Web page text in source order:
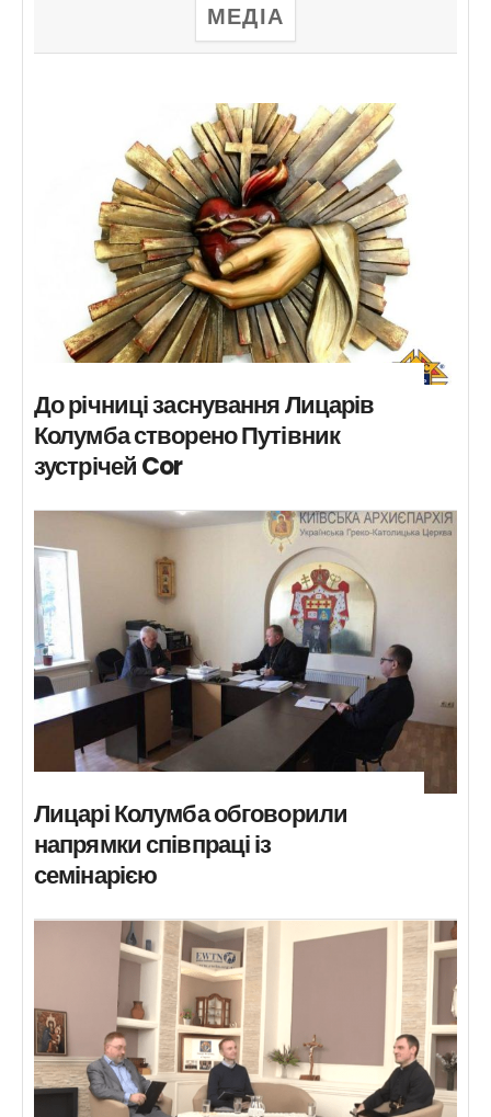
МЕДІА
До річниці заснування Лицарів
Колумба створено Путівник
зустрічей Cor
Лицарі Колумба обговорили
напрямки співпраці із
семінарією